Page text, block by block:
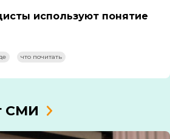
используют понятие
что почитать
СМИ